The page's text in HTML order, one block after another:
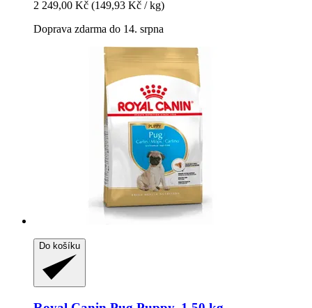
2 249,00 Kč (149,93 Kč / kg)
Doprava zdarma do 14. srpna
Do košíku